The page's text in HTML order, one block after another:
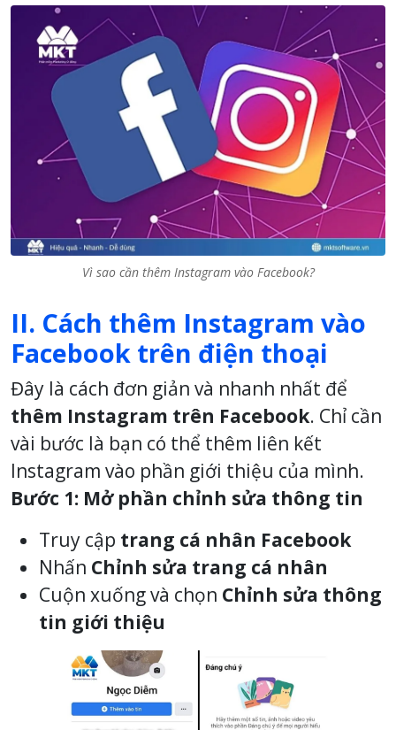
Vì sao cần thêm Instagram vào Facebook?
II. Cách thêm Instagram vào
Facebook trên điện thoại
Đây là cách đơn giản và nhanh nhất để
thêm Instagram trên Facebook. Chỉ cần
vài bước là bạn có thể thêm liên kết
Instagram vào phần giới thiệu của mình.
Bước 1: Mở phần chỉnh sửa thông tin
Truy cập trang cá nhân Facebook
Nhấn Chỉnh sửa trang cá nhân
Cuộn xuống và chọn Chỉnh sửa thông
tin giới thiệu